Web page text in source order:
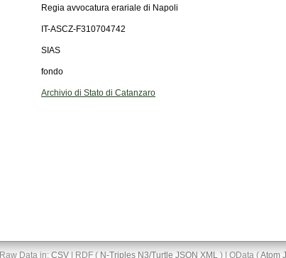
Regia avvocatura erariale di Napoli
IT-ASCZ-F310704742
SIAS
fondo
Archivio di Stato di Catanzaro
Raw Data in: CSV| RDF ( N-Triples N3/Turtle JSON XML) | OData (Atom